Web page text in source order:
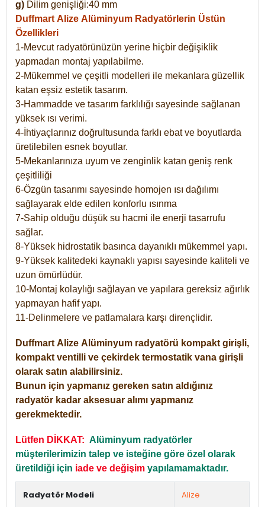
g) Dilim genişliği:40 mm
Duffmart Alize Alüminyum Radyatörlerin Üstün
Özellikleri
1-Mevcut radyatörünüzün yerine hiçbir değişiklik
yapmadan montaj yapılabilme.
2-Mükemmel ve çeşitli modelleri ile mekanlara güzellik
katan eşsiz estetik tasarım.
3-Hammadde ve tasarım farklılığı sayesinde sağlanan
yüksek ısı verimi.
4-İhtiyaçlarınız doğrultusunda farklı ebat ve boyutlarda
üretilebilen esnek boyutlar.
5-Mekanlarınıza uyum ve zenginlik katan geniş renk
çeşitliliği
6-Özgün tasarımı sayesinde homojen ısı dağılımı
sağlayarak elde edilen konforlu ısınma
7-Sahip olduğu düşük su hacmi ile enerji tasarrufu
sağlar.
8-Yüksek hidrostatik basınca dayanıklı mükemmel yapı.
9-Yüksek kalitedeki kaynaklı yapısı sayesinde kaliteli ve
uzun ömürlüdür.
10-Montaj kolaylığı sağlayan ve yapılara gereksiz ağırlık
yapmayan hafif yapı.
11-Delinmelere ve patlamalara karşı dirençlidir.
Duffmart Alize Alüminyum radyatörü kompakt girişli,
kompakt ventilli ve çekirdek termostatik vana girişli
olarak satın alabilirsiniz.
Bunun için yapmanız gereken satın aldığınız
radyatör kadar aksesuar alımı yapmanız
gerekmektedir.
Lütfen DİKKAT: Alüminyum radyatörler
müşterilerimizin talep ve isteğine göre özel olarak
üretildiği için iade ve değişim yapılamamaktadır.
Radyatör Modeli Alize